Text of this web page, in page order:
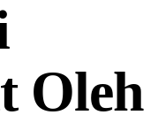
Oleh